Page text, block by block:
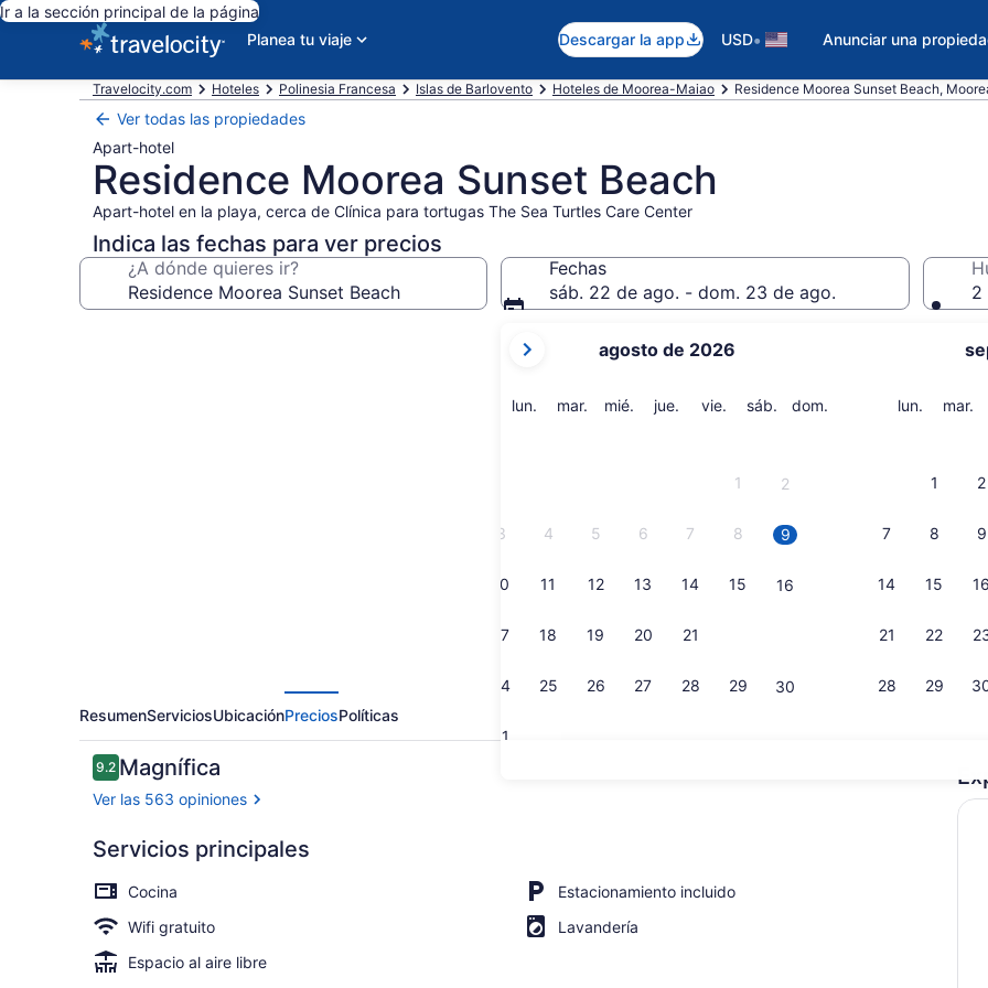
Ir a la sección principal de la página
Planea tu viaje
Descargar la app USD• Anunciar una
Travelocity.com Hoteles Polinesia Francesa Islas de Barlovento Hoteles de Moorea-Maiao Residence Moorea Sunset Beach,
Ver todas las propiedades
Apart-hotel
Residence Moorea Sunset Beach
Apart-hotel en la playa, cerca de Clínica para tortugas The Sea Turtles Care Center
Indica las fechas para ver precios
¿A dónde quieres ir?
Fechas
sáb. 22 de ago. - dom. 23 de ago.
meses
son
agosto de 2026
lun. lunesmar. martes
mié. miércoles
jue. jueves
vie. viernes
sáb. sábado
dom.
1 2
3 4 5 6 7 8 9
10 11 12 13 14 15 16
17 18 19 20 21
24 25 26 27 28 29 30
31
lun. lunesmar.
1 2
7 8 9
14 15 16
21 22
28 29
2
Bungalow, 2 habitaciones, vista a la laguna (Beach Bungalow) | Vista a la playa o
Bungalow
ResumenServiciosUbicaciónPreciosPolíticas
Opiniones
9.29.2 de 10,
Magnífica
Ver las 563 opiniones
Servicios principales
Cocina
Estacionamiento incluido
Wifi gratuito
Lavandería
Espacio al aire libre